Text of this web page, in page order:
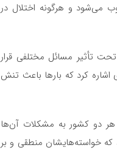
می‌شود و هرگونه اختلال در
تأثیر مسائل مختلفی قرار
کرد که بارها باعث تنش
هر دو کشور به مشکلات آن‌ها
که خواسته‌هایشان منطقی و بر